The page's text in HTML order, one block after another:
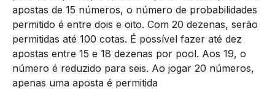
apostas de 15 números, o número de probabilidades
permitido é entre dois e oito. Com 20 dezenas, serão
permitidas até 100 cotas. É possível fazer até dez
apostas entre 15 e 18 dezenas por pool. Aos 19, o
número é reduzido para seis. Ao jogar 20 números,
apenas uma aposta é permitida